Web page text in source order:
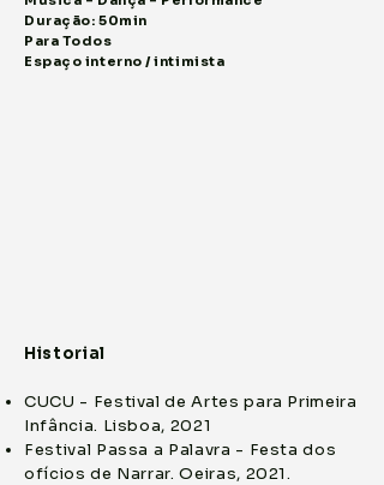
Duração: 50min
Para Todos
Espaço interno / intimista
Historial
CUCU - Festival de Artes para Primeira
Infância. Lisboa, 2021
Festival Passa a Palavra - Festa dos
ofícios de Narrar. Oeiras, 2021.